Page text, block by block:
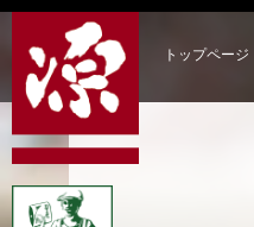
トップページ